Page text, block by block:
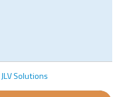
JLV Solutions